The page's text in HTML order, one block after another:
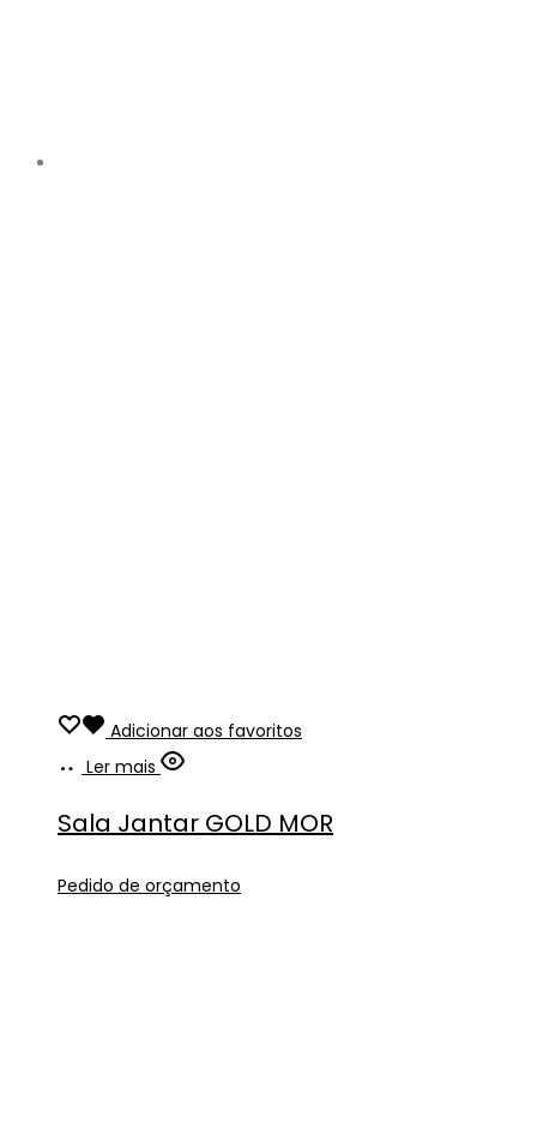
Adicionar aos favoritos
Ler mais
Sala Jantar GOLD MOR
Pedido de orçamento